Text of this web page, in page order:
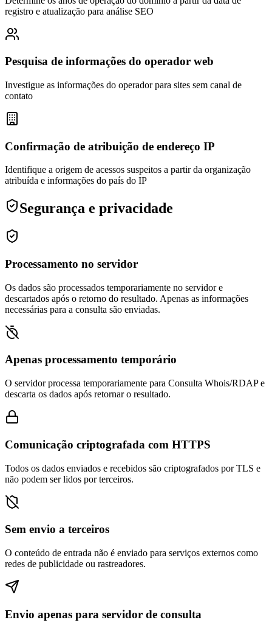
registro e atualização para análise SEO
Pesquisa de informações do operador web
Investigue as informações do operador para sites sem canal de
contato
Confirmação de atribuição de endereço IP
Identifique a origem de acessos suspeitos a partir da organização
atribuída e informações do país do IP
Segurança e privacidade
Processamento no servidor
Os dados são processados temporariamente no servidor e
descartados após o retorno do resultado. Apenas as informações
necessárias para a consulta são enviadas.
Apenas processamento temporário
O servidor processa temporariamente para Consulta Whois/RDAP e
descarta os dados após retornar o resultado.
Comunicação criptografada com HTTPS
Todos os dados enviados e recebidos são criptografados por TLS e
não podem ser lidos por terceiros.
Sem envio a terceiros
O conteúdo de entrada não é enviado para serviços externos como
redes de publicidade ou rastreadores.
Envio apenas para servidor de consulta